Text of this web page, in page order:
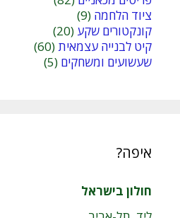
ציוד הלחמה (9)
קונקטורים שקע (20)
קיט לבנייה עצמאית(60)
שעשועים ומשחקים (5)
איפה?
חולון בישראל